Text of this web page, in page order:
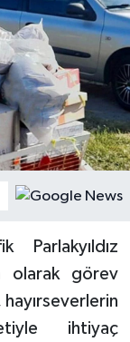
olarak görev
ihtiyaç